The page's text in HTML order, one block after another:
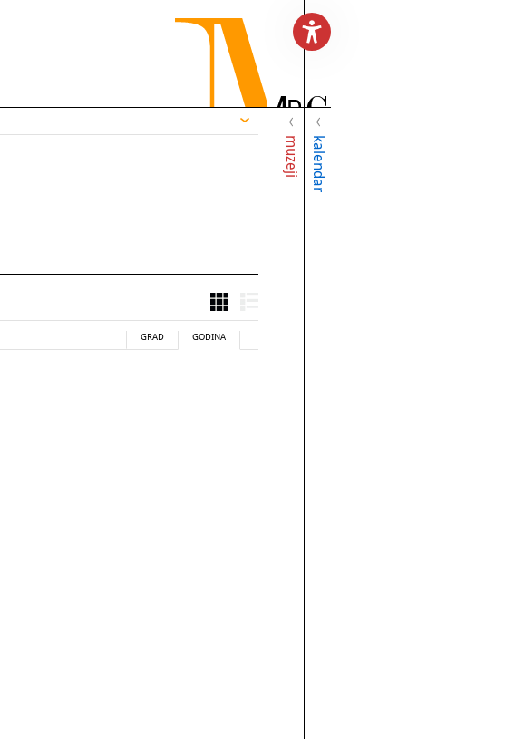
muzeji kalendar
GRAD GODINA